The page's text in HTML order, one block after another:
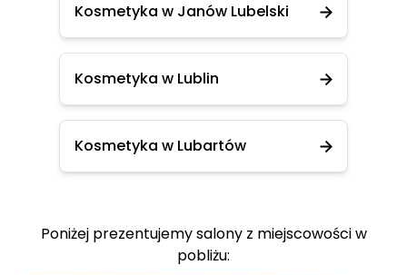
Kosmetyka w Janów Lubelski
Kosmetyka w Lublin
Kosmetyka w Lubartów
Poniżej prezentujemy salony z miejscowości w
pobliżu: